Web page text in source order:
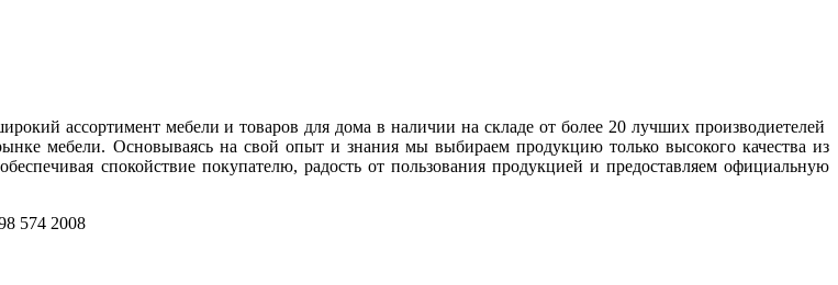
ассортимент мебели и товаров для дома в наличии на складе от более 20 лучших производиетелей
мебели. Основываясь на свой опыт и знания мы выбираем продукцию только высокого качества из
спокойствие покупателю, радость от пользования продукцией и предоставляем официальную
574 2008